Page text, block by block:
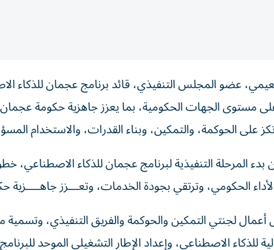
عضو المجلس التنفيذي، قائد برنامج عجمان للذكاء
مستوى الجهات الحكومية، بما يعزز جاهزية حكومة
الحوكمة، والتمكين، وبناء القدرات، والاستخدام
بدء المرحلة التنفيذية لبرنامج عجمان للذكاء
الحكومي، وترتقي بجودة الخدمات، وتعـــزز
أعمال لجنتي التمكين والحوكمة والفريق التنفيذي،
للذكاء الاصطناعي، وإعداد الإطار التشغيلي الموحد